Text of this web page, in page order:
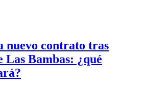
nuevo contrato tras
Las Bambas: ¿qué